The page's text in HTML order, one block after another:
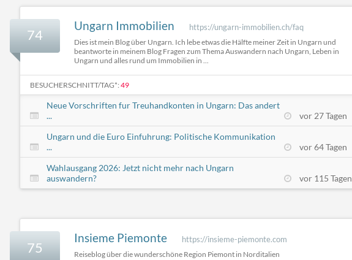
74
Ungarn Immobilien https://ungarn-immobilien.ch/faq
Dies ist mein Blog über Ungarn. Ich lebe etwas die Hälfte meiner Zeit in Ungarn und
beantworte in meinem Blog Fragen zum Thema Auswandern nach Ungarn, Leben in
Ungarn und alles rund um Immobilien in ...
BESUCHERSCHNITT/TAG*: 49
Neue Vorschriften fur Treuhandkonten in Ungarn: Das andert
...
vor 27 Tagen
Ungarn und die Euro Einfuhrung: Politische Kommunikation
...
vor 64 Tagen
Wahlausgang 2026: Jetzt nicht mehr nach Ungarn
auswandern?
vor 115 Tagen
75
Insieme Piemonte https://insieme-piemonte.com
Reiseblog über die wunderschöne Region Piemont in Norditalien